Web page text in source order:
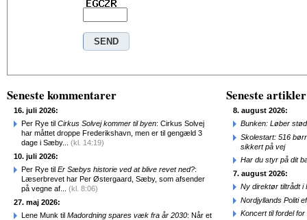
Seneste kommentarer
16. juli 2026:
Per Rye til Cirkus Solvej kommer til byen: Cirkus Solvej
har måttet droppe Frederikshavn, men er til gengæld 3
dage i Sæby... (kl. 14:19)
10. juli 2026:
Per Rye til Er Sæbys historie ved at blive revet ned?:
Læserbrevet har Per Østergaard, Sæby, som afsender
på vegne af... (kl. 8:06)
27. maj 2026:
Lene Munk til Madordning spares væk fra år 2030: Når et
Seneste artikler
8. august 2026:
Bunken: Løber
Skolestart: 516
sikkert på vej
Har du styr på dit
7. august 2026:
Ny direktør tiltrådt i
Nordjyllands Politi
Koncert til fordel